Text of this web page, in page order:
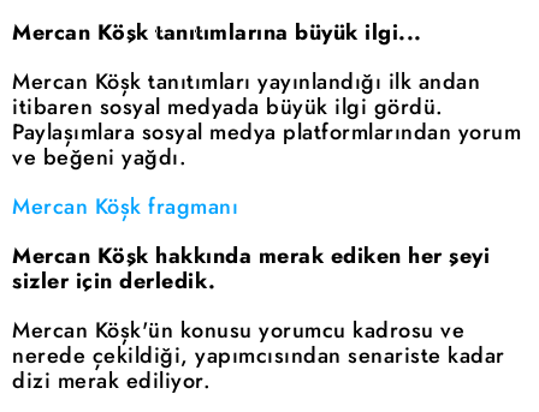
Mercan Köşk tanıtımlarına büyük ilgi...
Mercan Köşk tanıtımları yayınlandığı ilk andan
itibaren sosyal medyada büyük ilgi gördü.
Paylaşımlara sosyal medya platformlarından yorum
ve beğeni yağdı.
Mercan Köşk fragmanı
Mercan Köşk hakkında merak ediken her şeyi
sizler için derledik.
Mercan Köşk'ün konusu yorumcu kadrosu ve
nerede çekildiği, yapımcısından senariste kadar
dizi merak ediliyor.